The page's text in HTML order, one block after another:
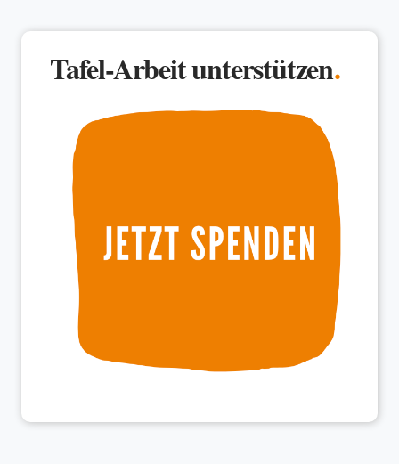
Tafel-Arbeit unterstützen.